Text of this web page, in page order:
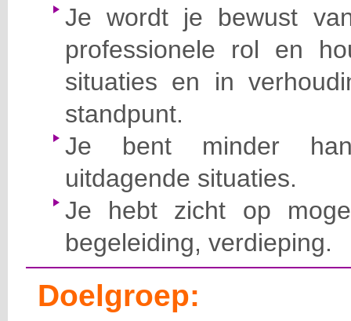
Je wordt je bewust
professionele rol en
situaties en in
standpunt.
Je bent minder
uitdagende situaties.
Je hebt zicht op
begeleiding, verdieping.
Doelgroep: